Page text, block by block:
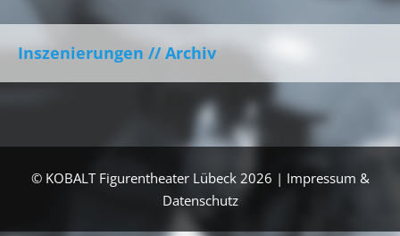
Inszenierungen // Archiv
© KOBALT Figurentheater Lübeck 2026 | Impressum &
Datenschutz